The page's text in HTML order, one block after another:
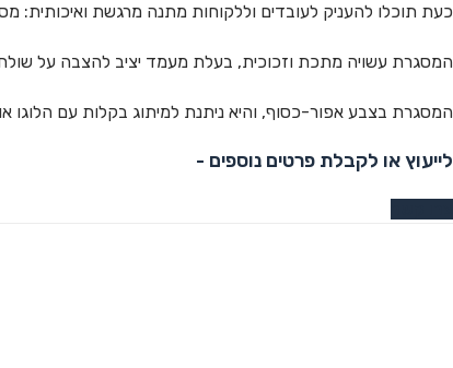
כעת תוכלו להעניק לעובדים וללקוחות מתנה מרגשת ואיכותית:
המסגרת עשויה מתכת וזכוכית, בעלת מעמד יציב להצבה על שולחן או
המסגרת בצבע אפור-כסוף, והיא ניתנת למיתוג בקלות עם הלוגו
לייעוץ או לקבלת פרטים נוספים -